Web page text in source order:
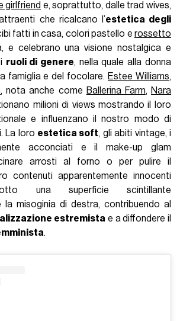
girlfriend e, soprattutto, dalle trad wives,
che ricalcano l’estetica degli
fatti in casa, colori pastello e rossetto
e celebrano una visione nostalgica e
ruoli di genere, nella quale alla donna
famiglia e del focolare. Estee Williams,
, nota anche come Ballerina Farm, Nara
milioni di views mostrando il loro
e influenzano il nostro modo di
La loro estetica soft, gli abiti vintage, i
acconciati e il make-up glam
arrosti al forno o per pulire il
contenuti apparentemente innocenti
una superficie scintillante
la misoginia di destra, contribuendo al
estremista e a diffondere il
.